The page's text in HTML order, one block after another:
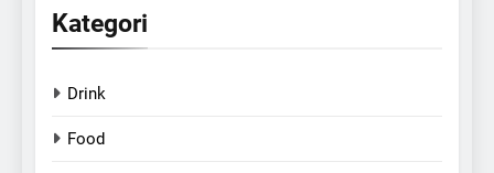
Kategori
Drink
Food